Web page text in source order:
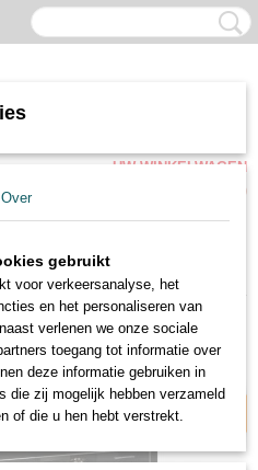
UW WINKELWAGEN
(0)
Kasten
TV meubel Mona
Direct leverbaar
Over
gebruikt
voor verkeersanalyse, het
en het personaliseren van
verlenen we onze sociale
toegang tot informatie over
deze informatie gebruiken in
die zij mogelijk hebben verzameld
of die u hen hebt verstrekt.